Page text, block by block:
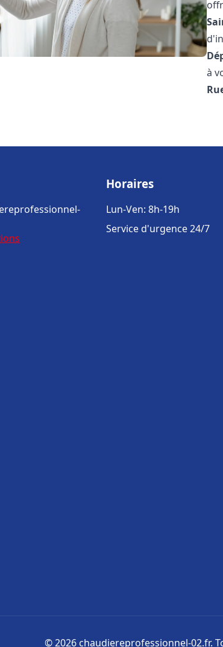
à
Horaires
Lun-Ven: 8h-19h
Service d'urgence 24/7
© 2026 chaudiereprofessionnel-02.fr.